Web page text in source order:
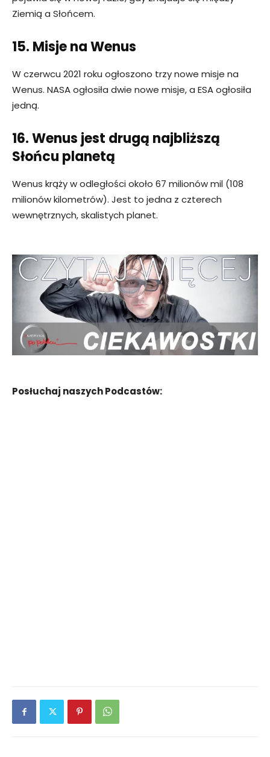
Ziemią a Słońcem.
15. Misje na Wenus
W czerwcu 2021 roku ogłoszono trzy nowe misje na
Wenus. NASA ogłosiła dwie nowe misje, a ESA ogłosiła
jedną.
16. Wenus jest drugą najbliższą
Słońcu planetą
Wenus krąży w odległości około 67 milionów mil (108
milionów kilometrów). Jest to jedna z czterech
wewnętrznych, skalistych planet.
Posłuchaj naszych Podcastów: